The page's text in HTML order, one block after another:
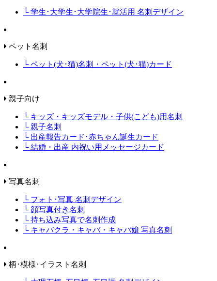
└ 学生･大学生･大学院生･就活用 名刺デザイン
ペット名刺
└ ペット(犬･猫)名刺・ペット(犬･猫)カード
親子向け
└ キッズ・キッズモデル・子供(こども)用名刺
└ 親子名刺
└ 出産報告カード･赤ちゃん誕生カード
└ 結婚・出産 内祝い用メッセージカード
写真名刺
└ フォト･写真 名刺デザイン
└ 顔写真付き名刺
└ 持ち込み写真で名刺作成
└ キャバクラ・キャバ・キャバ嬢 写真名刺
柄･模様･イラスト名刺